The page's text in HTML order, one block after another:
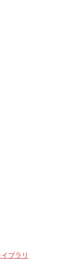
イブラリ